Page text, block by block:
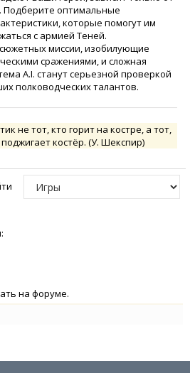
Подберите оптимальные
которые помогут им
с армией Теней.
сюжетных миссии, изобилующие
сражениями, и сложная
A.I. станут серьезной проверкой
полководческих талантов.
не тот, кто горит на костре, а тот,
костёр. (У. Шекспир)
на форуме.